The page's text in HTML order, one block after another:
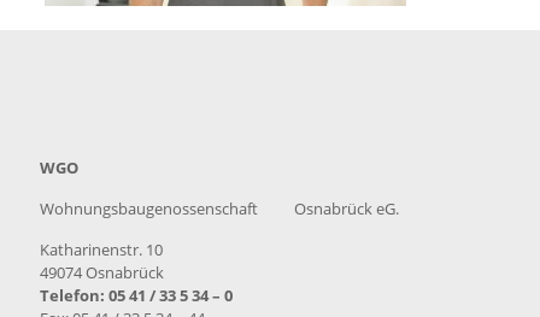
WGO
Wohnungsbaugenossenschaft Osnabrück eG.
Katharinenstr. 10
49074 Osnabrück
Telefon: 05 41 / 33 5 34 – 0